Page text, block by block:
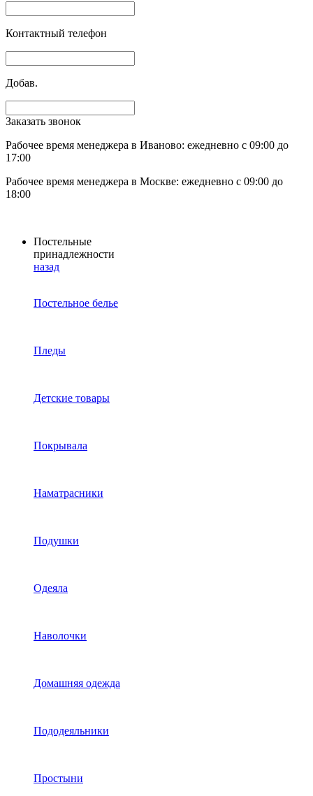
Контактный телефон
Добав.
Заказать звонок
Рабочее время менеджера в Иваново: ежедневно с 09:00 до
17:00
Рабочее время менеджера в Москве: ежедневно с 09:00 до
18:00
Постельные
принадлежности
назад
Постельное белье
Пледы
Детские товары
Покрывала
Наматрасники
Подушки
Одеяла
Наволочки
Домашняя одежда
Пододеяльники
Простыни